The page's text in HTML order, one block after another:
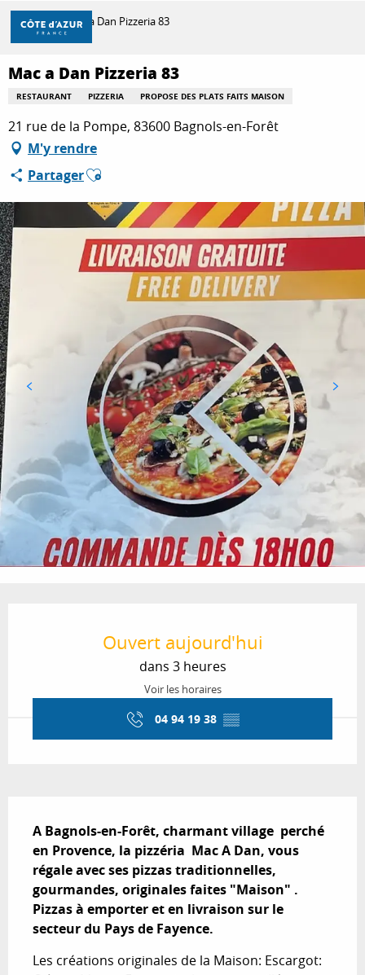
Aller
contenu
principal
DÉCOUVRIR
À FAIRE
SÉJOURNER
Accueil Mac a Dan Pizzeria 83
Mac a Dan Pizzeria 83
RESTAURANT PIZZERIA PROPOSE DES PLATS FAITS MAISON
21 rue de la Pompe, 83600 Bagnols-en-Forêt
M'y rendre
PartagerAjouter aux favoris
Ouvert aujourd'hui
dans 3 heures
Voir les horaires
04 94 19 38 ▒▒
A Bagnols-en-Forêt, charmant village  perché
en Provence, la pizzéria  Mac A Dan, vous
régale avec ses pizzas traditionnelles,
gourmandes, originales faites "Maison" .
Pizzas à emporter et en livraison sur le
secteur du Pays de Fayence.
Les créations originales de la Maison: Escargot: